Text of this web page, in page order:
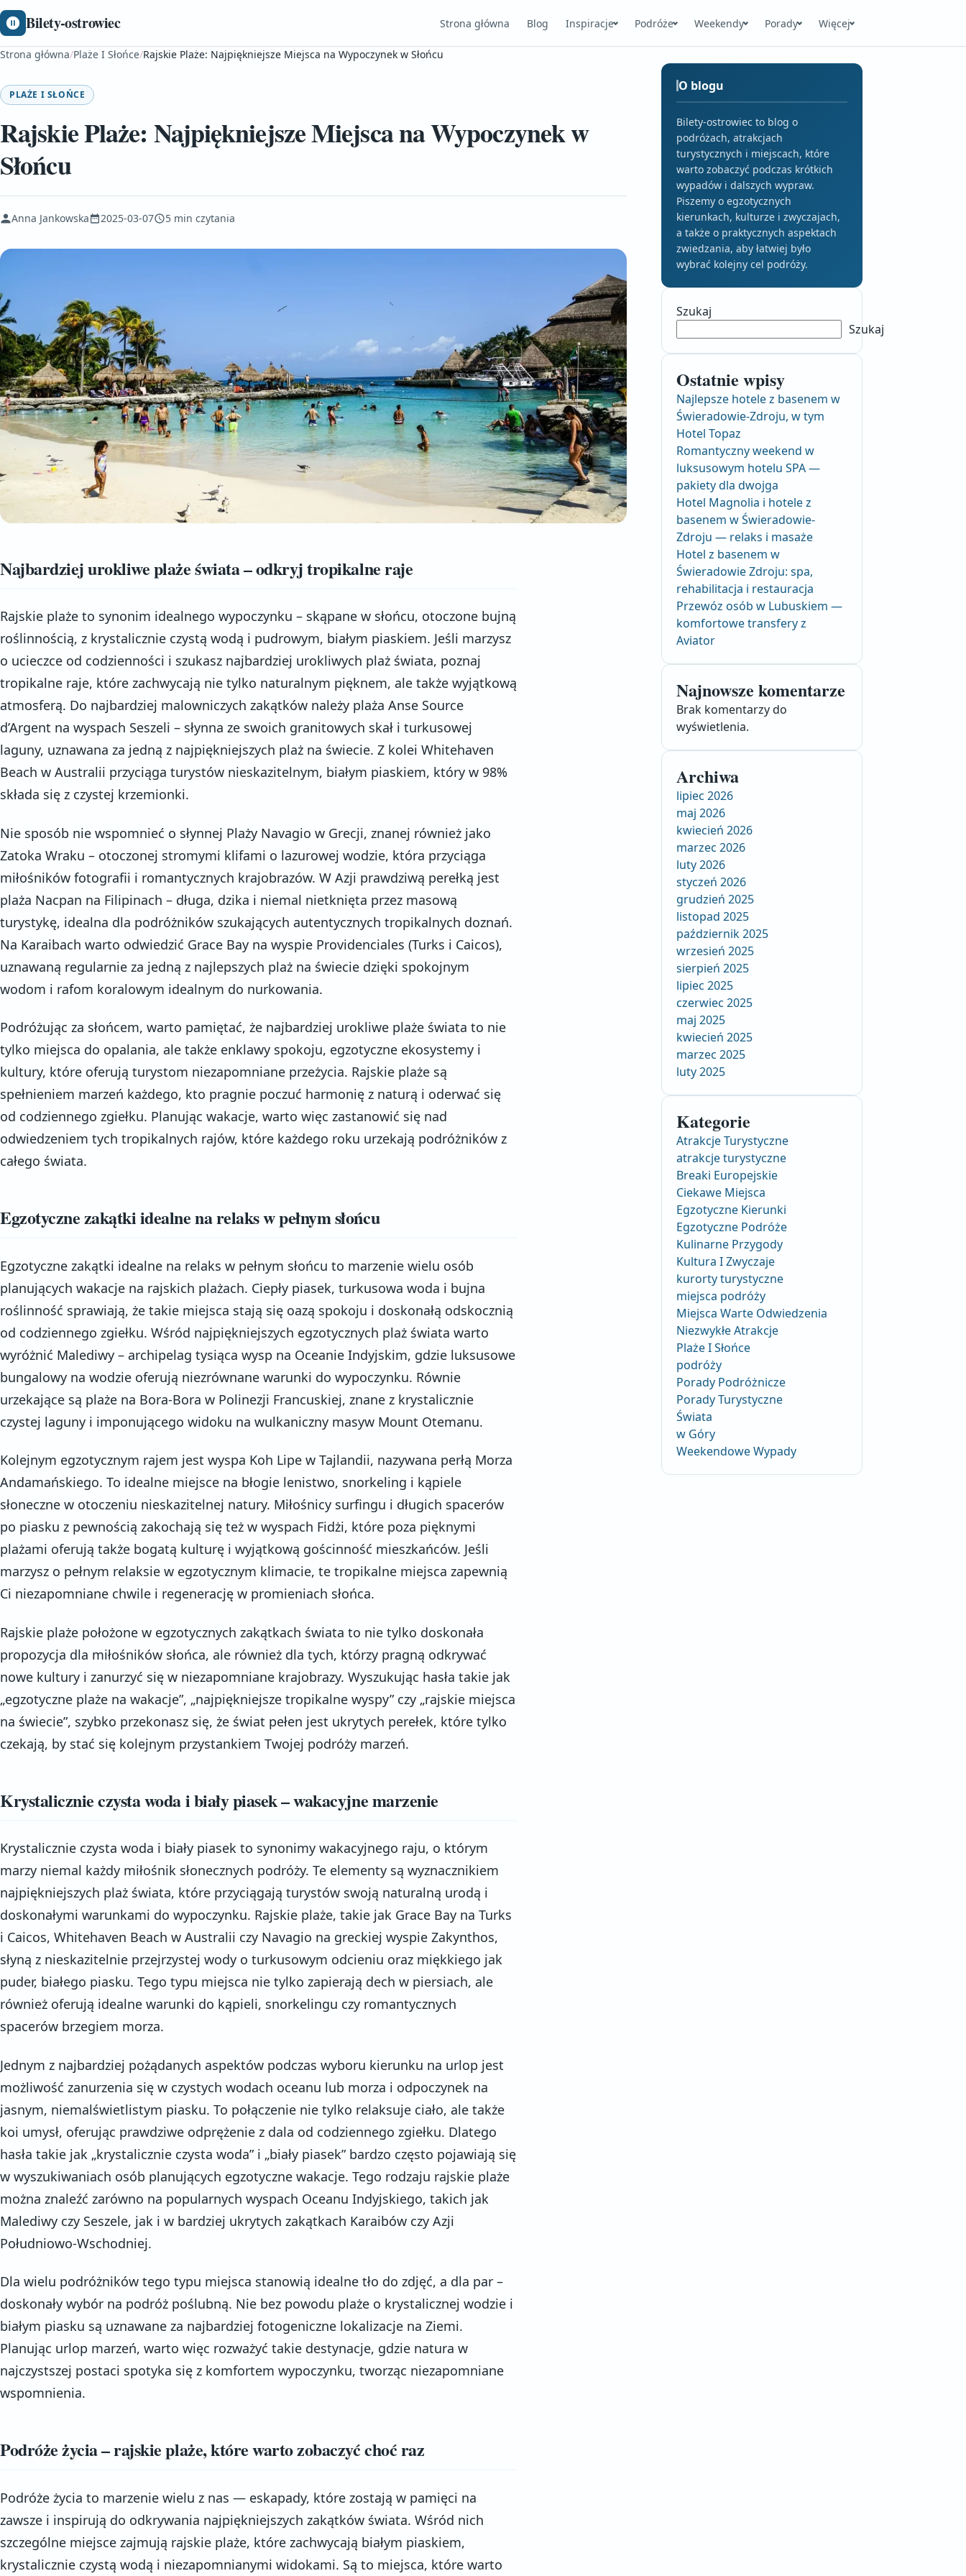
Bilety-ostrowiec Strona główna Blog Inspiracje Podróże Weekendy Porady Więcej
Strona główna/Plaże I Słońce/Rajskie Plaże: Najpiękniejsze Miejsca na Wypoczynek w Słońcu
PLAŻE I SŁOŃCE
Rajskie Plaże: Najpiękniejsze Miejsca na Wypoczynek w
Słońcu
Anna Jankowska 2025-03-07 5 min czytania
Najbardziej urokliwe plaże świata – odkryj tropikalne raje
Rajskie plaże to synonim idealnego wypoczynku – skąpane w słońcu, otoczone bujną
roślinnością, z krystalicznie czystą wodą i pudrowym, białym piaskiem. Jeśli marzysz
o ucieczce od codzienności i szukasz najbardziej urokliwych plaż świata, poznaj
tropikalne raje, które zachwycają nie tylko naturalnym pięknem, ale także wyjątkową
atmosferą. Do najbardziej malowniczych zakątków należy plaża Anse Source
d’Argent na wyspach Seszeli – słynna ze swoich granitowych skał i turkusowej
laguny, uznawana za jedną z najpiękniejszych plaż na świecie. Z kolei Whitehaven
Beach w Australii przyciąga turystów nieskazitelnym, białym piaskiem, który w 98%
składa się z czystej krzemionki.
Nie sposób nie wspomnieć o słynnej Plaży Navagio w Grecji, znanej również jako
Zatoka Wraku – otoczonej stromymi klifami o lazurowej wodzie, która przyciąga
miłośników fotografii i romantycznych krajobrazów. W Azji prawdziwą perełką jest
plaża Nacpan na Filipinach – długa, dzika i niemal nietknięta przez masową
turystykę, idealna dla podróżników szukających autentycznych tropikalnych doznań.
Na Karaibach warto odwiedzić Grace Bay na wyspie Providenciales (Turks i Caicos),
uznawaną regularnie za jedną z najlepszych plaż na świecie dzięki spokojnym
wodom i rafom koralowym idealnym do nurkowania.
Podróżując za słońcem, warto pamiętać, że najbardziej urokliwe plaże świata to nie
tylko miejsca do opalania, ale także enklawy spokoju, egzotyczne ekosystemy i
kultury, które oferują turystom niezapomniane przeżycia. Rajskie plaże są
spełnieniem marzeń każdego, kto pragnie poczuć harmonię z naturą i oderwać się
od codziennego zgiełku. Planując wakacje, warto więc zastanowić się nad
odwiedzeniem tych tropikalnych rajów, które każdego roku urzekają podróżników z
całego świata.
Egzotyczne zakątki idealne na relaks w pełnym słońcu
Egzotyczne zakątki idealne na relaks w pełnym słońcu to marzenie wielu osób
planujących wakacje na rajskich plażach. Ciepły piasek, turkusowa woda i bujna
roślinność sprawiają, że takie miejsca stają się oazą spokoju i doskonałą odskocznią
od codziennego zgiełku. Wśród najpiękniejszych egzotycznych plaż świata warto
wyróżnić Malediwy – archipelag tysiąca wysp na Oceanie Indyjskim, gdzie luksusowe
bungalowy na wodzie oferują niezrównane warunki do wypoczynku. Równie
urzekające są plaże na Bora-Bora w Polinezji Francuskiej, znane z krystalicznie
czystej laguny i imponującego widoku na wulkaniczny masyw Mount Otemanu.
Kolejnym egzotycznym rajem jest wyspa Koh Lipe w Tajlandii, nazywana perłą Morza
Andamańskiego. To idealne miejsce na błogie lenistwo, snorkeling i kąpiele
słoneczne w otoczeniu nieskazitelnej natury. Miłośnicy surfingu i długich spacerów
po piasku z pewnością zakochają się też w wyspach Fidżi, które poza pięknymi
plażami oferują także bogatą kulturę i wyjątkową gościnność mieszkańców. Jeśli
marzysz o pełnym relaksie w egzotycznym klimacie, te tropikalne miejsca zapewnią
Ci niezapomniane chwile i regenerację w promieniach słońca.
Rajskie plaże położone w egzotycznych zakątkach świata to nie tylko doskonała
propozycja dla miłośników słońca, ale również dla tych, którzy pragną odkrywać
nowe kultury i zanurzyć się w niezapomniane krajobrazy. Wyszukując hasła takie jak
„egzotyczne plaże na wakacje”, „najpiękniejsze tropikalne wyspy” czy „rajskie miejsca
na świecie”, szybko przekonasz się, że świat pełen jest ukrytych perełek, które tylko
czekają, by stać się kolejnym przystankiem Twojej podróży marzeń.
Krystalicznie czysta woda i biały piasek – wakacyjne marzenie
Krystalicznie czysta woda i biały piasek to synonimy wakacyjnego raju, o którym
marzy niemal każdy miłośnik słonecznych podróży. Te elementy są wyznacznikiem
najpiękniejszych plaż świata, które przyciągają turystów swoją naturalną urodą i
doskonałymi warunkami do wypoczynku. Rajskie plaże, takie jak Grace Bay na Turks
i Caicos, Whitehaven Beach w Australii czy Navagio na greckiej wyspie Zakynthos,
słyną z nieskazitelnie przejrzystej wody o turkusowym odcieniu oraz miękkiego jak
puder, białego piasku. Tego typu miejsca nie tylko zapierają dech w piersiach, ale
również oferują idealne warunki do kąpieli, snorkelingu czy romantycznych
spacerów brzegiem morza.
Jednym z najbardziej pożądanych aspektów podczas wyboru kierunku na urlop jest
możliwość zanurzenia się w czystych wodach oceanu lub morza i odpoczynek na
jasnym, niemalświetlistym piasku. To połączenie nie tylko relaksuje ciało, ale także
koi umysł, oferując prawdziwe odprężenie z dala od codziennego zgiełku. Dlatego
hasła takie jak „krystalicznie czysta woda” i „biały piasek” bardzo często pojawiają się
w wyszukiwaniach osób planujących egzotyczne wakacje. Tego rodzaju rajskie plaże
można znaleźć zarówno na popularnych wyspach Oceanu Indyjskiego, takich jak
Malediwy czy Seszele, jak i w bardziej ukrytych zakątkach Karaibów czy Azji
Południowo-Wschodniej.
Dla wielu podróżników tego typu miejsca stanowią idealne tło do zdjęć, a dla par –
doskonały wybór na podróż poślubną. Nie bez powodu plaże o krystalicznej wodzie i
białym piasku są uznawane za najbardziej fotogeniczne lokalizacje na Ziemi.
Planując urlop marzeń, warto więc rozważyć takie destynacje, gdzie natura w
najczystszej postaci spotyka się z komfortem wypoczynku, tworząc niezapomniane
wspomnienia.
Podróże życia – rajskie plaże, które warto zobaczyć choć raz
Podróże życia to marzenie wielu z nas — eskapady, które zostają w pamięci na
zawsze i inspirują do odkrywania najpiękniejszych zakątków świata. Wśród nich
szczególne miejsce zajmują rajskie plaże, które zachwycają białym piaskiem,
krystalicznie czystą wodą i niezapomnianymi widokami. Są to miejsca, które warto
O blogu
Bilety-ostrowiec to blog o
podróżach, atrakcjach
turystycznych i miejscach, które
warto zobaczyć podczas krótkich
wypadów i dalszych wypraw.
Piszemy o egzotycznych
kierunkach, kulturze i zwyczajach,
a także o praktycznych aspektach
zwiedzania, aby łatwiej było
wybrać kolejny cel podróży.
Szukaj
Szukaj
Ostatnie wpisy
Najlepsze hotele z basenem w
Świeradowie-Zdroju, w tym
Hotel Topaz
Romantyczny weekend w
luksusowym hotelu SPA —
pakiety dla dwojga
Hotel Magnolia i hotele z
basenem w Świeradowie-
Zdroju — relaks i masaże
Hotel z basenem w
Świeradowie Zdroju: spa,
rehabilitacja i restauracja
Przewóz osób w Lubuskiem —
komfortowe transfery z
Aviator
Najnowsze komentarze
Brak komentarzy do
wyświetlenia.
Archiwa
lipiec 2026
maj 2026
kwiecień 2026
marzec 2026
luty 2026
styczeń 2026
grudzień 2025
listopad 2025
październik 2025
wrzesień 2025
sierpień 2025
lipiec 2025
czerwiec 2025
maj 2025
kwiecień 2025
marzec 2025
luty 2025
Kategorie
Atrakcje Turystyczne
atrakcje turystyczne
Breaki Europejskie
Ciekawe Miejsca
Egzotyczne Kierunki
Egzotyczne Podróże
Kulinarne Przygody
Kultura I Zwyczaje
kurorty turystyczne
miejsca podróży
Miejsca Warte Odwiedzenia
Niezwykłe Atrakcje
Plaże I Słońce
podróży
Porady Podróżnicze
Porady Turystyczne
Świata
w Góry
Weekendowe Wypady